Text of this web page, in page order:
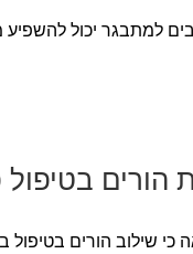
למתבגר יכול
בטיפול
רחבה שפורסמה ב־2024 מצאה כי